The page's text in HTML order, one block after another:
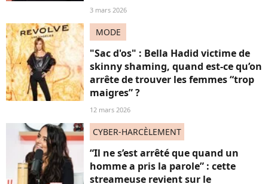
3 mars 2026
MODE
"Sac d'os" : Bella Hadid victime de
skinny shaming, quand est-ce qu’on
arrête de trouver les femmes “trop
maigres” ?
12 mars 2026
CYBER-HARCÈLEMENT
“Il ne s’est arrêté que quand un
homme a pris la parole” : cette
streameuse revient sur le